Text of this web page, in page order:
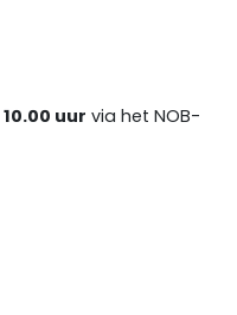
10.00 uur via het NOB-